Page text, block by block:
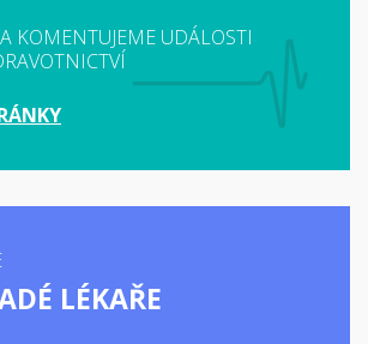
KOMENTUJEME UDÁLOSTI
LÉKAŘE